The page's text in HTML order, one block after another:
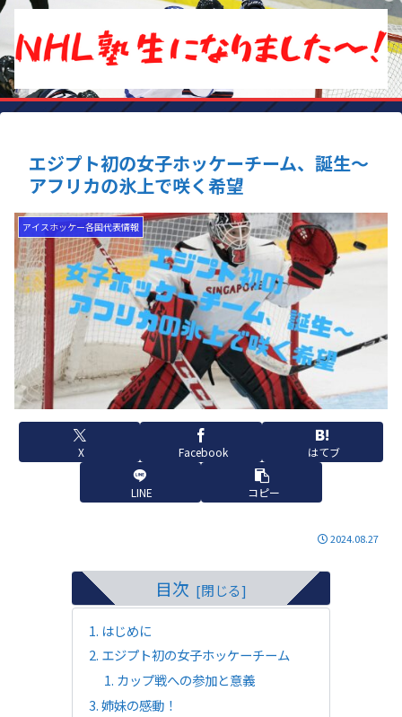
エジプト初の女子ホッケーチーム、誕生〜
アフリカの氷上で咲く希望
アイスホッケー各国代表情報
X Facebook はてブ
LINE コピー
2024.08.27
目次
はじめに
エジプト初の女子ホッケーチーム
カップ戦への参加と意義
姉妹の感動！